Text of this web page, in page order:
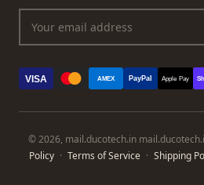
VISA AMEX PayPal Apple Pay
© 2026, mail.ducotech.in
Policy · Terms of Service · Shipping